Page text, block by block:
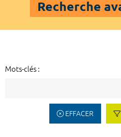
Recherche
Mots-clés :
EFFACER